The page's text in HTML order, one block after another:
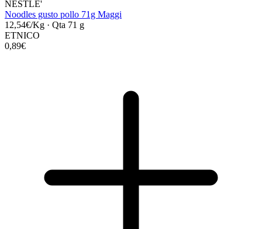
NESTLE'
Noodles gusto pollo 71g Maggi
12,54€/Kg · Qta 71 g
ETNICO
0,89€